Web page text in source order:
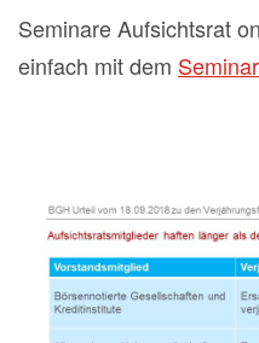
Seminare Aufsichtsrat
einfach mit dem